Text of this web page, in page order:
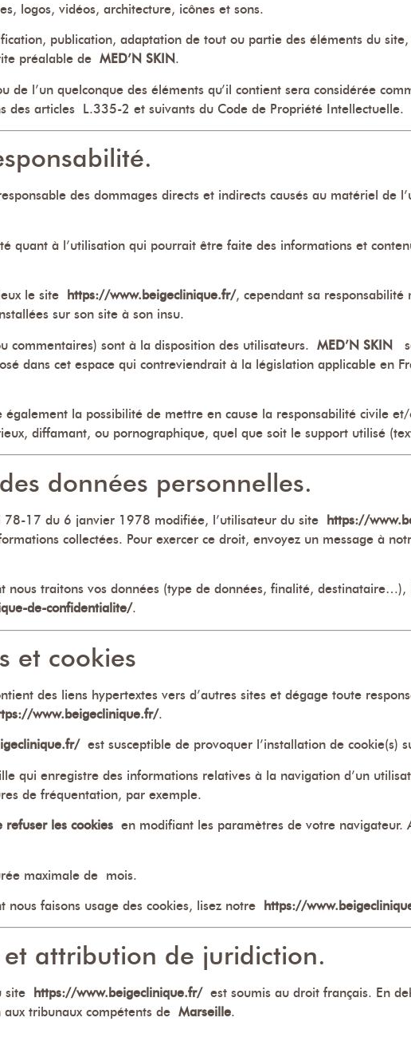
logos, vidéos, architecture, icônes et sons.
publication, adaptation de tout ou partie des éléments du
préalable de MED’N SKIN.
de l’un quelconque des éléments qu’il contient sera considérée
des articles L.335-2 et suivants du Code de Propriété Intellectuelle.
des dommages directs et indirects causés au matériel de
quant à l’utilisation qui pourrait être faite des informations et
le site https://www.beigeclinique.fr/, cependant sa responsabilité
sur son site à son insu.
commentaires) sont à la disposition des utilisateurs. MED’N SKIN
dans cet espace qui contreviendrait à la législation applicable en
également la possibilité de mettre en cause la responsabilité civile
diffamant, ou pornographique, quel que soit le support utilisé
données personnelles.
17 du 6 janvier 1978 modifiée, l’utilisateur du site https://
collectées. Pour exercer ce droit, envoyez un message à
nous traitons vos données (type de données, finalité, destinataire…),
de-confidentialite/.
et cookies
des liens hypertextes vers d’autres sites et dégage toute
www.beigeclinique.fr/.
est susceptible de provoquer l’installation de cookie(s)
qui enregistre des informations relatives à la navigation d’un
de fréquentation, par exemple.
refuser les cookies en modifiant les paramètres de votre navigateur.
maximale de mois.
nous faisons usage des cookies, lisez notre https://
attribution de juridiction.
site https://www.beigeclinique.fr/est soumis au droit français. En
tribunaux compétents de Marseille.